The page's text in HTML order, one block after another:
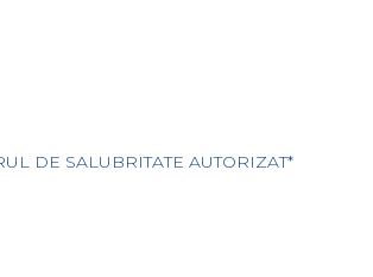
DE SALUBRITATE AUTORIZAT*